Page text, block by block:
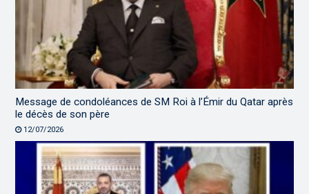
Message de condoléances de SM Roi à l’Émir du Qatar après
le décès de son père
12/07/2026